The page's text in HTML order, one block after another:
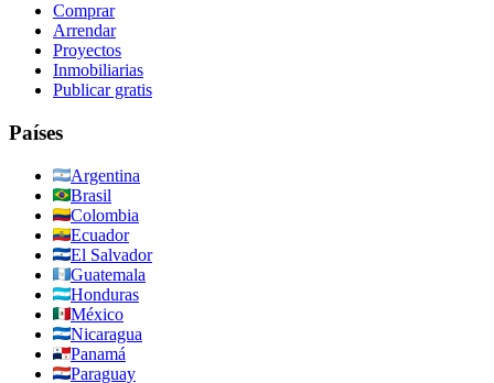
Comprar
Arrendar
Proyectos
Inmobiliarias
Publicar gratis
Países
Argentina
Brasil
Colombia
Ecuador
El Salvador
Guatemala
Honduras
México
Nicaragua
Panamá
Paraguay